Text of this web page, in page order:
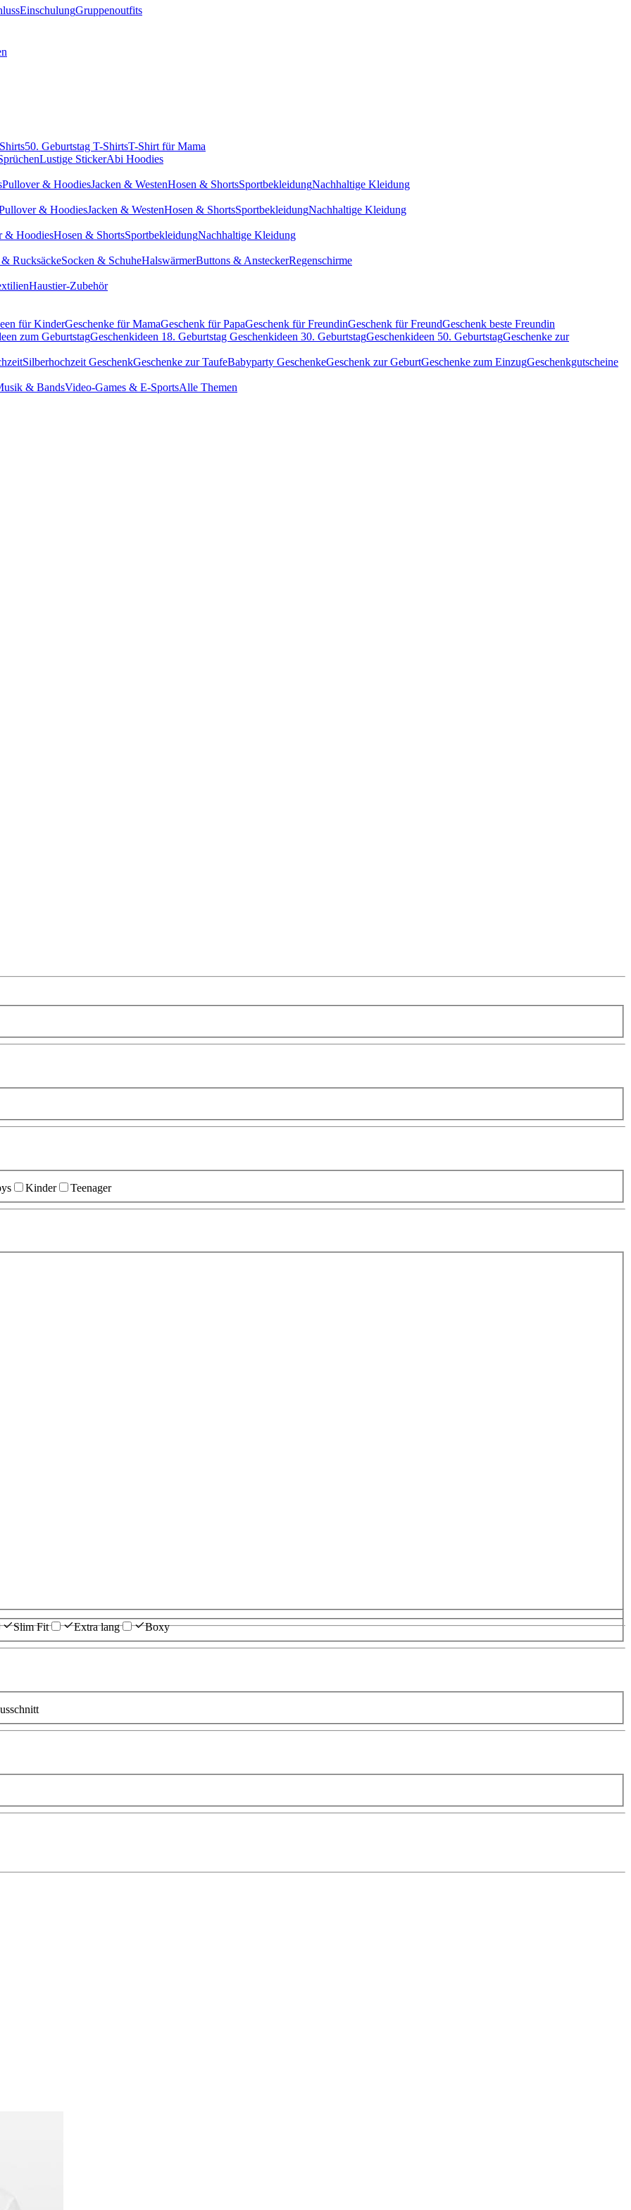
EinschulungGruppenoutfits
50. Geburtstag T-ShirtsT-Shirt für Mama
Lustige StickerAbi Hoodies
Pullover & HoodiesJacken & WestenHosen & ShortsSportbekleidungNachhaltige Kleidung
& HoodiesJacken & WestenHosen & ShortsSportbekleidungNachhaltige Kleidung
& HoodiesHosen & ShortsSportbekleidungNachhaltige Kleidung
& RucksäckeSocken & SchuheHalswärmerButtons & AnsteckerRegenschirme
Haustier-Zubehör
für KinderGeschenke für MamaGeschenk für PapaGeschenk für FreundinGeschenk für FreundGeschenk beste Freundin
zum GeburtstagGeschenkideen 18. Geburtstag Geschenkideen 30. GeburtstagGeschenkideen 50. GeburtstagGeschenke zur
Silberhochzeit GeschenkGeschenke zur TaufeBabyparty GeschenkeGeschenk zur GeburtGeschenke zum EinzugGeschenkgutscheine
& BandsVideo-Games & E-SportsAlle Themen
Kinder Teenager
Slim Fit Extra lang Boxy